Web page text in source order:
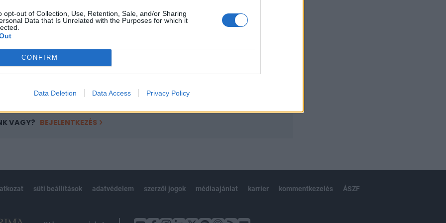
opt-out of Collection, Use, Retention, Sale, and/or Sharing
Data that Is Unrelated with the Purposes for which it
CONFIRM
Data Deletion Data Access Privacy Policy
tartalmazza:
cikkarchívum
elmúlt 2 év napon belüli
VAGY? BEJELENTKEZÉS
süti beállítások adatvédelem szerzői jogok médiaajánlat karrier kommentkezelés ÁSZF